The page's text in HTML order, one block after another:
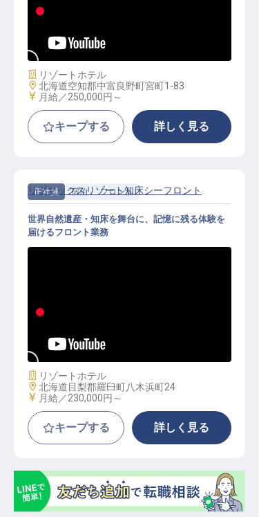
フロント│月給25万円～／JALオー
／U・Iターン・住宅手当あり
施設業態
リゾートホテル
勤務地
北海道空知郡中富良野町宮町1-83
給与
月給／250,000円～
キープする 詳しく見る
正社員 宿泊 フロント
社負担／年休120日／未経験OK
リブマックスリゾート知床シーフロント
世界自然遺産・知床を舞台に、記憶に残る体験を
届けるフロント業務
施設業態
リゾートホテル
勤務地
北海道目梨郡羅臼町八木浜町24
給与
月給／230,000円～
キープする 詳しく見る